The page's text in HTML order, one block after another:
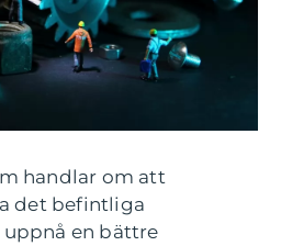
handlar om att
det befintliga
en bättre